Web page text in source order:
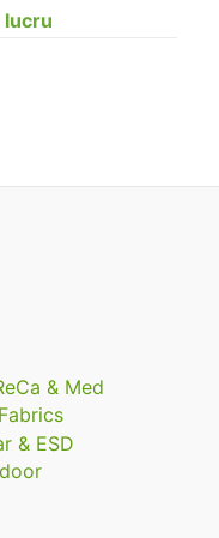
lucru
& Med
& ESD